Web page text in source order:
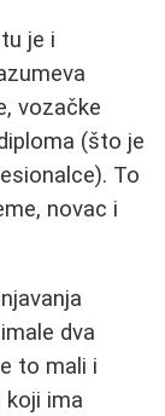
je i
vozačke
(što je
To
novac i
dva
to mali i
koji ima